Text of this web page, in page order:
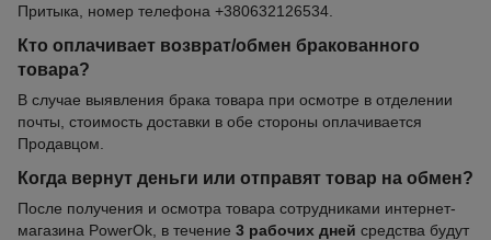
Притыка, номер телефона +380632126534.
Кто оплачивает возврат/обмен бракованного
товара?
В случае выявления брака товара при осмотре в отделении
почты, стоимость доставки в обе стороны оплачивается
Продавцом.
Когда вернут деньги или отправят товар на обмен?
После получения и осмотра товара сотрудниками интернет-
магазина PowerOk, в течение 3 рабочих дней средства будут